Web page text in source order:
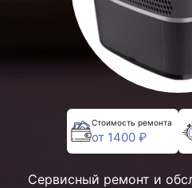
Стоимость ремонта
от 1400 ₽
Сервисный ремонт и